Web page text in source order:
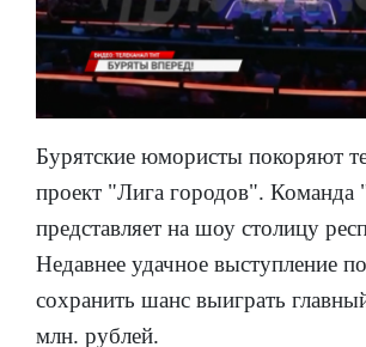
Бурятские юмористы покоряют
проект "Лига городов". Команда
представляет на шоу столицу
Недавнее удачное выступление
сохранить шанс выиграть
млн. рублей.